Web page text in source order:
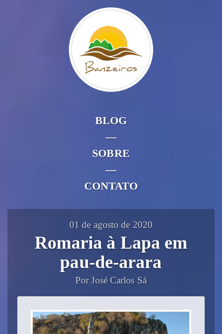
BLOG
—
SOBRE
—
CONTATO
01 de agosto de 2020
Romaria à Lapa em
pau-de-arara
Por José Carlos Sá